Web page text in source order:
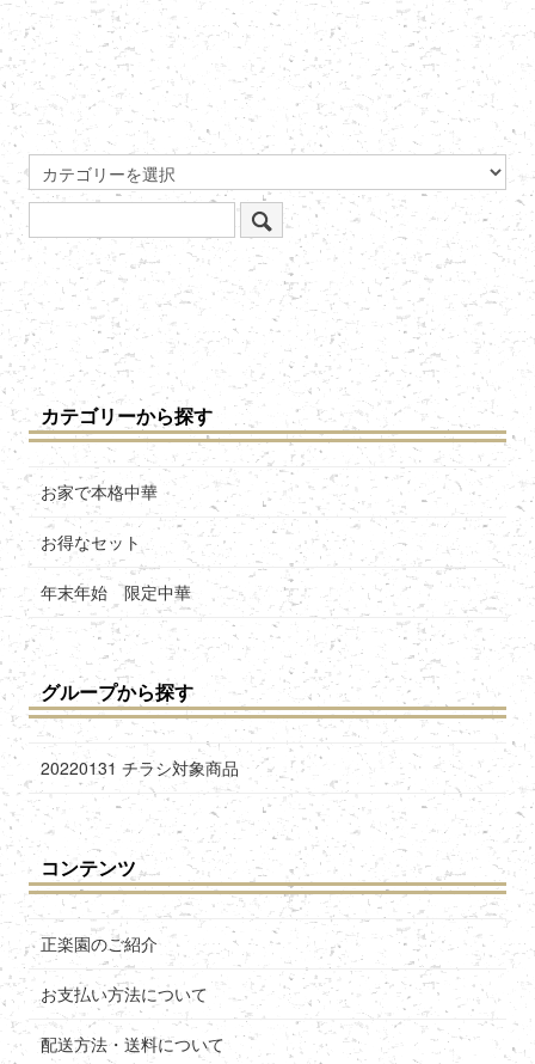
カテゴリーから探す
お家で本格中華
お得なセット
年末年始 限定中華
グループから探す
20220131 チラシ対象商品
コンテンツ
正楽園のご紹介
お支払い方法について
配送方法・送料について